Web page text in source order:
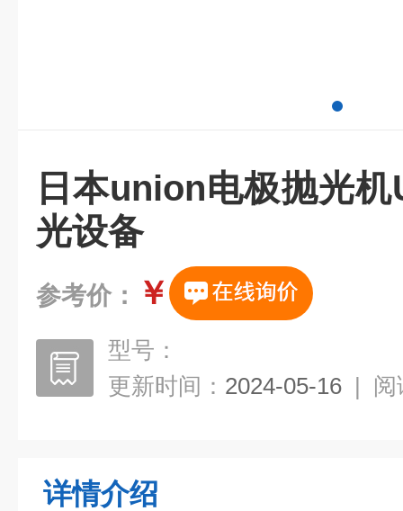
日本union电极抛光机
光设备
参考价： ￥
型号：
更新时间： 2024-05-16 | 阅
详情介绍